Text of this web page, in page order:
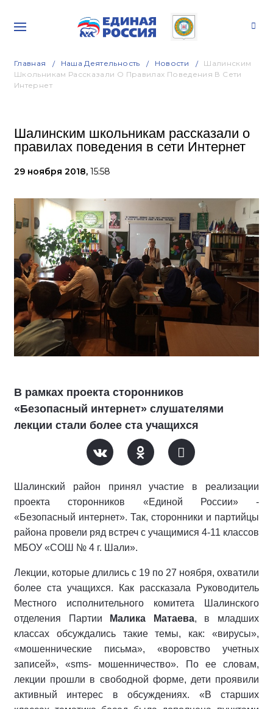
Главная Наша Деятельность Новости
Шалинским
Школьникам Рассказали О Правилах Поведения В Сети
Интернет
Шалинским школьникам рассказали о
правилах поведения в сети Интернет
29 ноября 2018, 15:58
В рамках проекта сторонников
«Безопасный интернет» слушателями
лекции стали более ста учащихся
Шалинский район принял участие в реализации
проекта сторонников «Единой России» -
«Безопасный интернет». Так, сторонники и партийцы
района провели ряд встреч с учащимися 4-11 классов
МБОУ «СОШ № 4 г. Шали».
Лекции, которые длились с 19 по 27 ноября, охватили
более ста учащихся. Как рассказала Руководитель
Местного исполнительного комитета Шалинского
отделения Партии
Малика Матаева, в младших
классах обсуждались такие темы, как: «вирусы»,
«мошеннические письма», «воровство учетных
записей», «sms- мошенничество». По ее словам,
лекции прошли в свободной форме, дети проявили
активный интерес в обсуждениях. «В старших